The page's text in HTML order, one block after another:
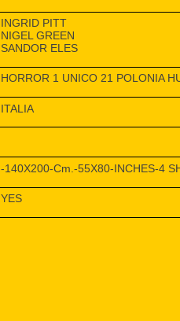
INGRID PITT
NIGEL GREEN
SANDOR ELES
HORROR 1 UNICO 21 POLONIA
ITALIA
-140X200-Cm.-55X80-INCHES-4
YES